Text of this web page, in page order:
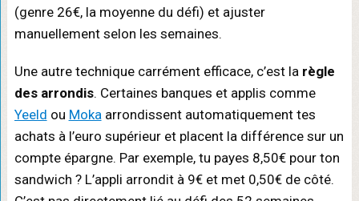
(genre 26€, la moyenne du défi) et ajuster
manuellement selon les semaines.
Une autre technique carrément efficace, c’est la règle
des arrondis. Certaines banques et applis comme
Yeeld ou Mokaarrondissent automatiquement tes
achats à l’euro supérieur et placent la différence sur un
compte épargne. Par exemple, tu payes 8,50€ pour ton
sandwich ? L’appli arrondit à 9€ et met 0,50€ de côté.